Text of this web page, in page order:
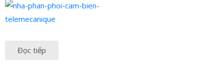
Đọc tiếp